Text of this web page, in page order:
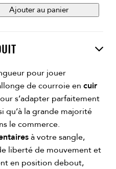
Ajouter au panier
pour jouer
de courroie en cuir
s’adapter parfaitement
qu’à la grande majorité
le commerce.
à votre sangle,
liberté de mouvement et
en position debout,